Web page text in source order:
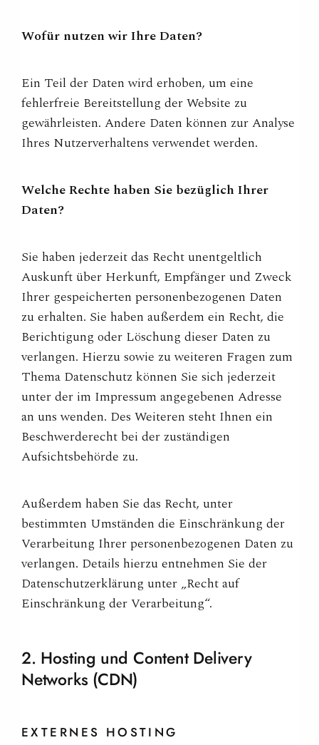
Wofür nutzen wir Ihre Daten?
Ein Teil der Daten wird erhoben, um eine
fehlerfreie Bereitstellung der Website zu
gewährleisten. Andere Daten können zur Analyse
Ihres Nutzerverhaltens verwendet werden.
Welche Rechte haben Sie bezüglich Ihrer
Daten?
Sie haben jederzeit das Recht unentgeltlich
Auskunft über Herkunft, Empfänger und Zweck
Ihrer gespeicherten personenbezogenen Daten
zu erhalten. Sie haben außerdem ein Recht, die
Berichtigung oder Löschung dieser Daten zu
verlangen. Hierzu sowie zu weiteren Fragen zum
Thema Datenschutz können Sie sich jederzeit
unter der im Impressum angegebenen Adresse
an uns wenden. Des Weiteren steht Ihnen ein
Beschwerderecht bei der zuständigen
Aufsichtsbehörde zu.
Außerdem haben Sie das Recht, unter
bestimmten Umständen die Einschränkung der
Verarbeitung Ihrer personenbezogenen Daten zu
verlangen. Details hierzu entnehmen Sie der
Datenschutzerklärung unter „Recht auf
Einschränkung der Verarbeitung“.
2. Hosting und Content Delivery
Networks (CDN)
EXTERNES HOSTING